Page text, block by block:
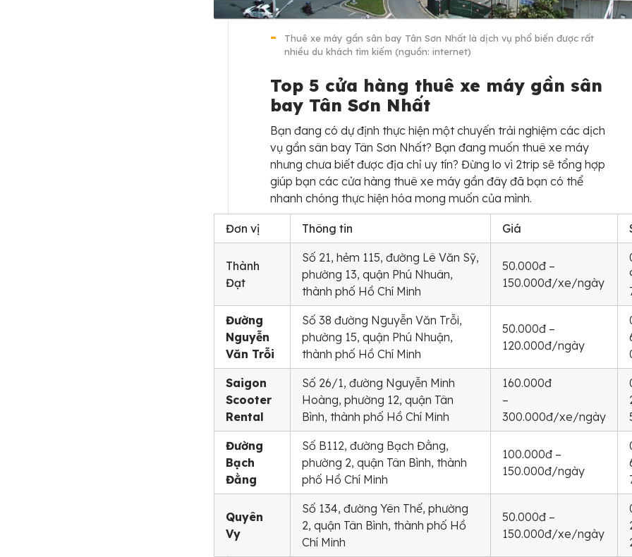
Thuê xe máy gần sân bay Tân Sơn Nhất là dịch vụ phổ biến được rất
nhiều du khách tìm kiếm (nguồn: internet)
Top 5 cửa hàng thuê xe máy gần sân
bay Tân Sơn Nhất
Bạn đang có dự định thực hiện một chuyến trải nghiệm các dịch
vụ gần sân bay Tân Sơn Nhất? Bạn đang muốn thuê xe máy
nhưng chưa biết được địa chỉ uy tín? Đừng lo vì 2trip sẽ tổng hợp
giúp bạn các cửa hàng thuê xe máy gần đây đã bạn có thể
nhanh chóng thực hiện hóa mong muốn của mình.
Đơn vị Thông tin Giá
Thành
Đạt
Số 21, hẻm 115, đường Lê Văn Sỹ,
phường 13, quận Phú Nhuân,
thành phố Hồ Chí Minh
50.000đ –
150.000đ/xe/ngày
Đường
Nguyễn
Văn Trỗi
Số 38 đường Nguyễn Văn Trỗi,
phường 15, quận Phú Nhuận,
thành phố Hồ Chí Minh
50.000đ –
120.000đ/ngày
Saigon
Scooter
Rental
Số 26/1, đường Nguyễn Minh
Hoàng, phường 12, quận Tân
Bình, thành phố Hồ Chí Minh
160.000đ
–
300.000đ/xe/ngày
Đường
Bạch
Đằng
Số B112, đường Bạch Đằng,
phường 2, quận Tân Bình, thành
phố Hồ Chí Minh
100.000đ –
150.000đ/ngày
Quyên
Vy
Số 134, đường Yên Thế, phường
2, quận Tân Bình, thành phố Hồ
Chí Minh
50.000đ –
150.000đ/xe/ngày